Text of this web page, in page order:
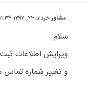
مشاور خرداد ۲۳, ۱۳۹۷ at ۱۱:۳۴ ب٫ظ
سلام
ویرایش اطلاعات
و تغییر شماره